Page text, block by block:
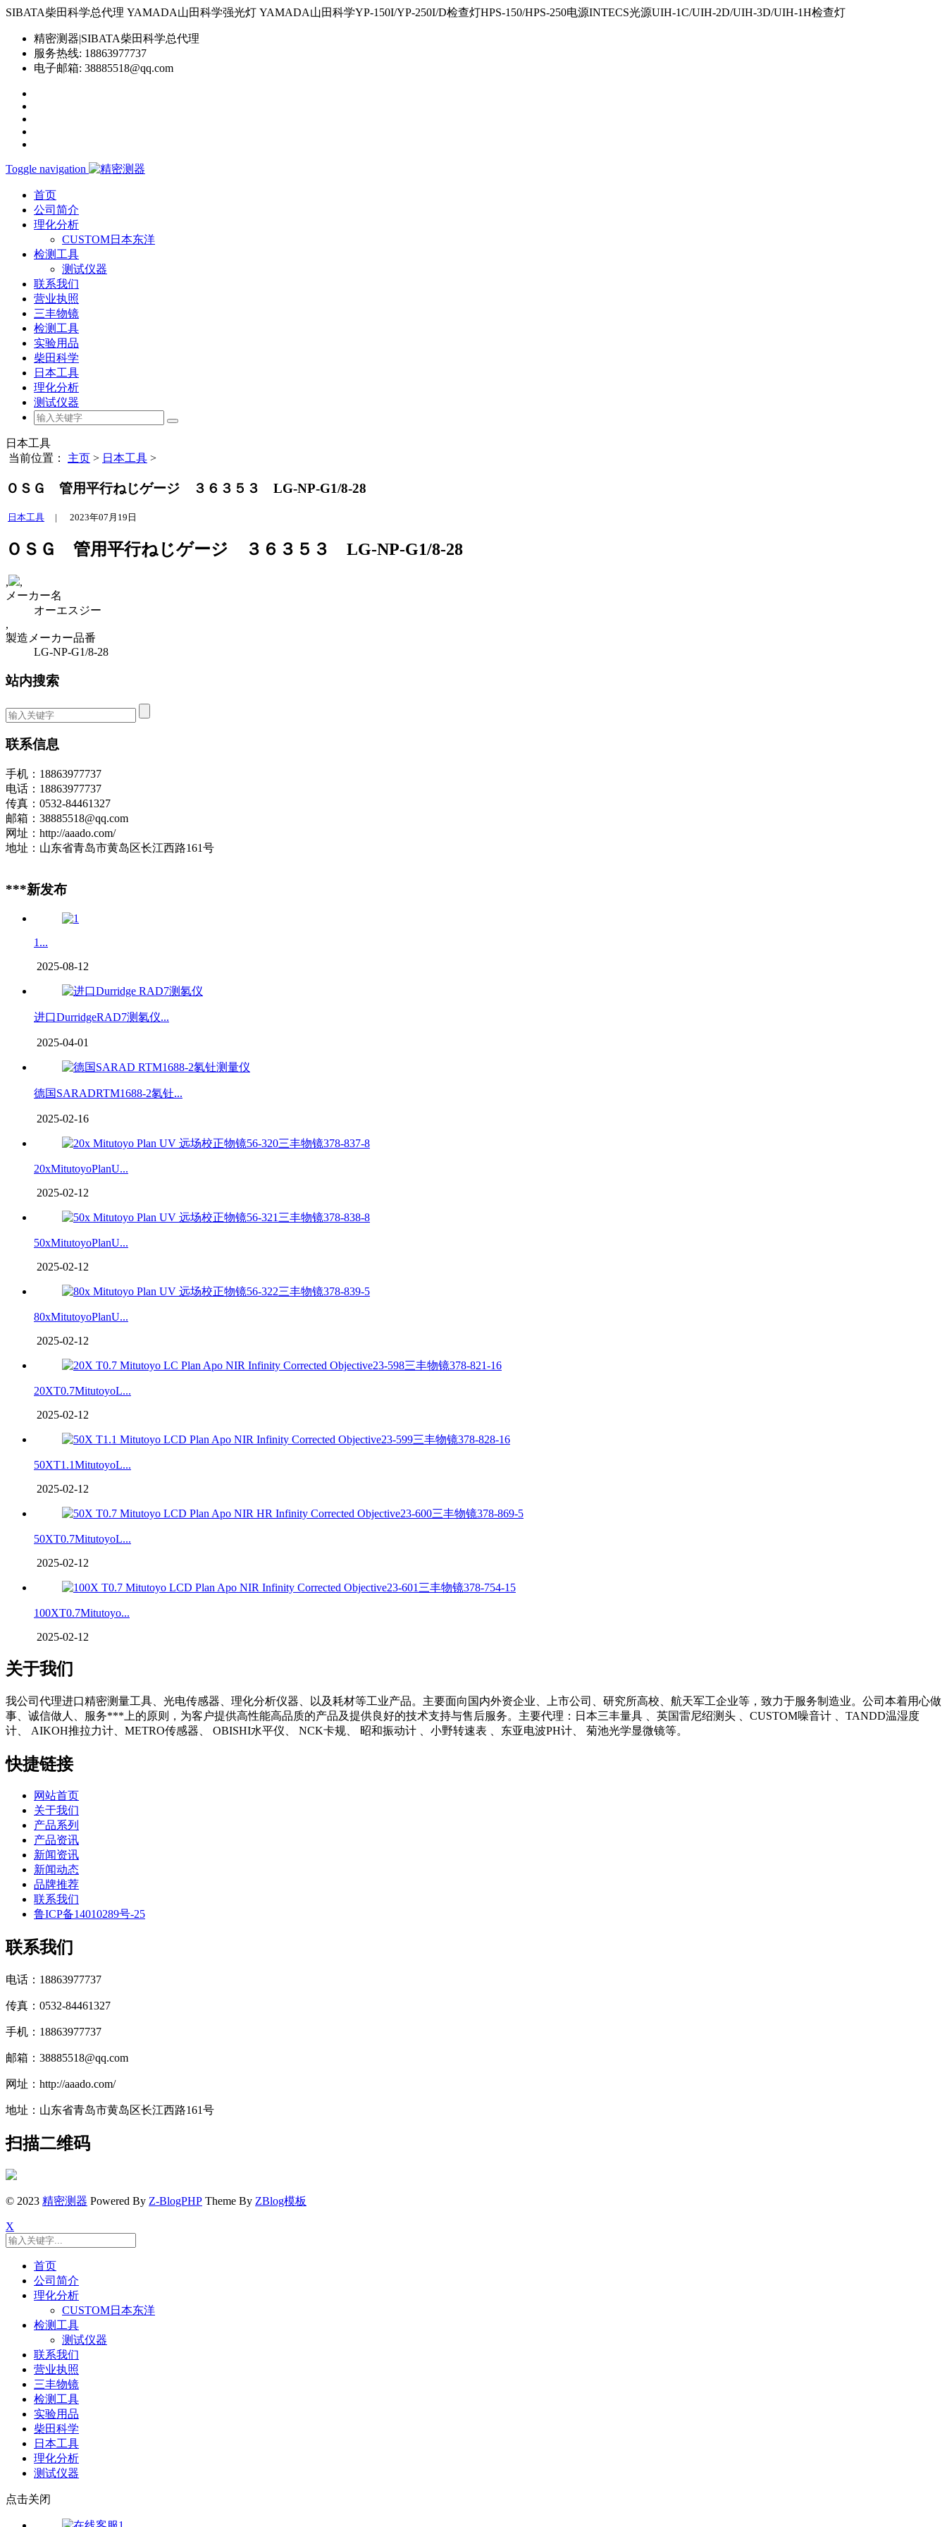
SIBATA柴田科学总代理 YAMADA山田科学强光灯 YAMADA山田科学YP-150I/YP-250I/D检查灯HPS-150/HPS-250电源INTECS光源UIH-1C/UIH-2D/UIH-3D/UIH-1H检查灯
精密测器|SIBATA柴田科学总代理
服务热线: 18863977737
电子邮箱: 38885518@qq.com
Toggle navigation
首页
公司简介
理化分析
CUSTOM日本东洋
检测工具
测试仪器
联系我们
营业执照
三丰物镜
检测工具
实验用品
柴田科学
日本工具
理化分析
测试仪器
日本工具
当前位置： 主页 > 日本工具 >
ＯＳＧ 管用平行ねじゲージ ３６３５３ LG-NP-G1/8-28
日本工具 | 2023年07月19日
ＯＳＧ 管用平行ねじゲージ ３６３５３ LG-NP-G1/8-28
,
,
メーカー名
オーエスジー
,
製造メーカー品番
LG-NP-G1/8-28
站内搜索
联系信息
手机：18863977737
电话：18863977737
传真：0532-84461327
邮箱：38885518@qq.com
网址：http://aaado.com/
地址：山东省青岛市黄岛区长江西路161号
***新发布
1...
2025-08-12
进口DurridgeRAD7测氡仪...
2025-04-01
德国SARADRTM1688-2氡钍...
2025-02-16
20xMitutoyoPlanU...
2025-02-12
50xMitutoyoPlanU...
2025-02-12
80xMitutoyoPlanU...
2025-02-12
20XT0.7MitutoyoL...
2025-02-12
50XT1.1MitutoyoL...
2025-02-12
50XT0.7MitutoyoL...
2025-02-12
100XT0.7Mitutoyo...
2025-02-12
关于我们
我公司代理进口精密测量工具、光电传感器、理化分析仪器、以及耗材等工业产品。主要面向国内外资企业、上市公司、研究所高校、航天军工企业等，致力于服务制造业。公司本着用心做
事、诚信做人、服务***上的原则，为客户提供高性能高品质的产品及提供良好的技术支持与售后服务。主要代理：日本三丰量具 、英国雷尼绍测头 、CUSTOM噪音计 、TANDD温湿度
计、 AIKOH推拉力计、METRO传感器、 OBISHI水平仪、 NCK卡规、 昭和振动计 、小野转速表 、东亚电波PH计、 菊池光学显微镜等。
快捷链接
网站首页
关于我们
产品系列
产品资讯
新闻资讯
新闻动态
品牌推荐
联系我们
鲁ICP备14010289号-25
联系我们
电话：18863977737
传真：0532-84461327
手机：18863977737
邮箱：38885518@qq.com
网址：http://aaado.com/
地址：山东省青岛市黄岛区长江西路161号
扫描二维码
© 2023 精密测器 Powered By Z-BlogPHP Theme By ZBlog模板
X
首页
公司简介
理化分析
CUSTOM日本东洋
检测工具
测试仪器
联系我们
营业执照
三丰物镜
检测工具
实验用品
柴田科学
日本工具
理化分析
测试仪器
点击关闭